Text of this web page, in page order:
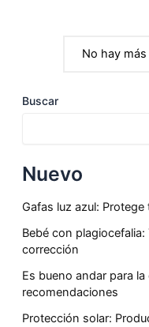
No hay
Buscar
Nuevo
Gafas luz azul:
Bebé con
corrección
Es bueno andar para
recomendaciones
Protección solar: